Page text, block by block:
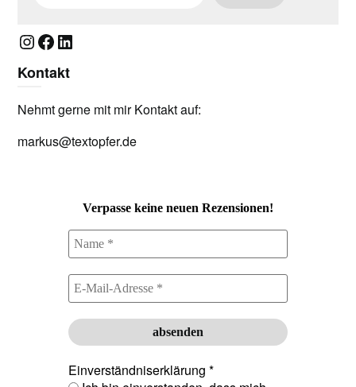
Instagram
Facebook
LinkedIn
Kontakt
Nehmt gerne mit mir Kontakt auf:
markus@textopfer.de
Verpasse keine neuen Rezensionen!
Einverständniserklärung *